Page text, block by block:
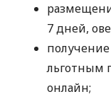
7 дней,
льготным
онлайн;